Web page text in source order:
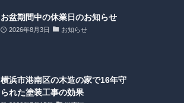
お盆期間中の休業日のお知らせ
2026年8月3日 お知らせ
横浜市港南区の木造の家で16年守
られた塗装工事の効果